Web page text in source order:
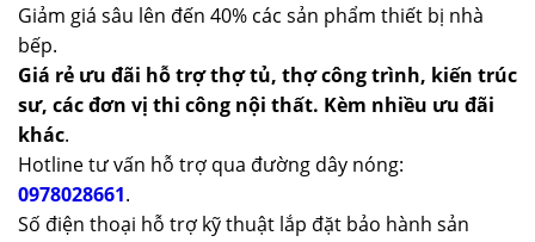
Giảm giá sâu lên đến 40% các sản phẩm thiết bị nhà
bếp.
Giá rẻ ưu đãi hỗ trợ thợ tủ, thợ công trình, kiến trúc
sư, các đơn vị thi công nội thất. Kèm nhiều ưu đãi
khác.
Hotline tư vấn hỗ trợ qua đường dây nóng:
0978028661.
Số điện thoại hỗ trợ kỹ thuật lắp đặt bảo hành sản